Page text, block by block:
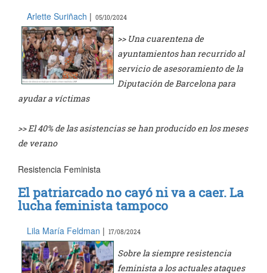
Arlette Suriñach | 05/10/2024
>> Una cuarentena de
ayuntamientos han recurrido al
servicio de asesoramiento de la
Diputación de Barcelona para
ayudar a víctimas
>> El 40% de las asistencias se han producido en los meses
de verano
Resistencia Feminista
El patriarcado no cayó ni va a caer. La
lucha feminista tampoco
Lila María Feldman | 17/08/2024
Sobre la siempre resistencia
feminista a los actuales ataques